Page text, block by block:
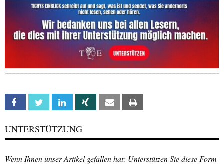
Facebook Twitter Linkedin Xing Email
UNTERSTÜTZUNG
Wenn Ihnen unser Artikel gefallen hat: Unterstützen Sie diese Form